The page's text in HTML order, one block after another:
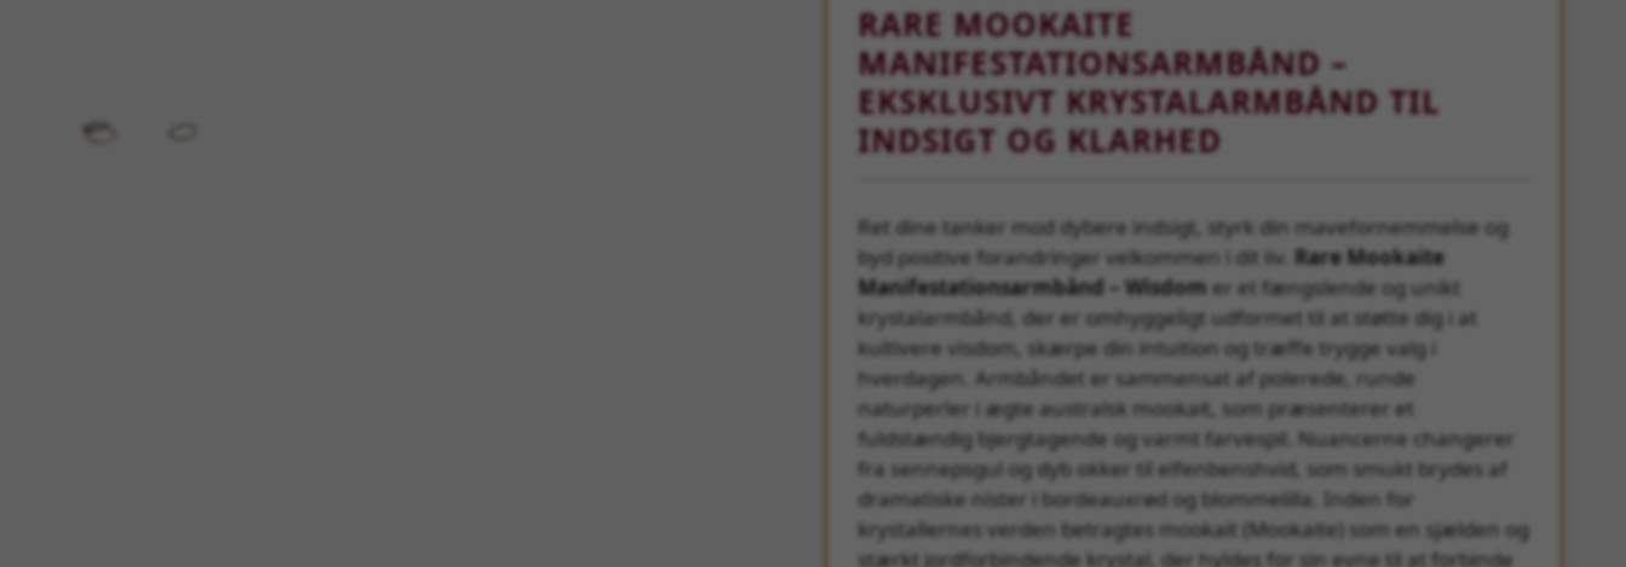
RARE MOOKAITE
MANIFESTATIONSARMBÅND –
EKSKLUSIVT KRYSTALARMBÅND TIL
INDSIGT OG KLARHED
Ret dine tanker mod dybere indsigt, styrk din mavefornemmelse og
byd positive forandringer velkommen i dit liv. Rare Mookaite
Manifestationsarmbånd – Wisdom er et fængslende og unikt
krystalarmbånd, der er omhyggeligt udformet til at støtte dig i at
kultivere visdom, skærpe din intuition og træffe trygge valg i
hverdagen. Armbåndet er sammensat af polerede, runde
naturperler i ægte australsk mookait, som præsenterer et
fuldstændig bjergtagende og varmt farvespil. Nuancerne changerer
fra sennepsgul og dyb okker til elfenbenshvid, som smukt brydes af
dramatiske nister i bordeauxrød og blommelilla. Inden for
krystallernes verden betragtes mookait (Mookaite) som en sjælden og
stærkt jordforbindende krystal, der hyldes for sin evne til at forbinde